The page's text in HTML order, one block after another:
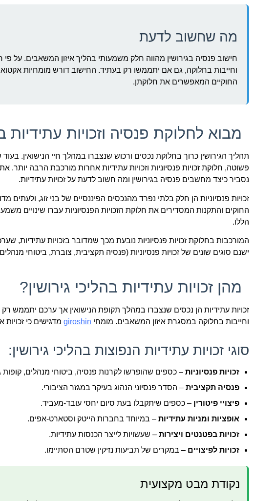
מה שחשוב לדעת
חישוב פנסיה בגירושין מהווה חלק משמעותי בהליך איזון המשאבים. על פי
וחייבות בחלוקה, גם אם יתממשו רק בעתיד. החישוב דורש מומחיות
החוקיים המאפשרים את חלוקתן.
מבוא לחלוקת פנסיה וזכויות עתידיות
תהליך הגירושין כרוך בחלוקת נכסים ורכוש שנצברו במהלך חיי הנישואין.
פשוטה, חלוקת זכויות פנסיוניות וזכויות עתידיות אחרות מורכבת הרבה יותר.
נסביר כיצד מחשבים פנסיה בגירושין ומה חשוב לדעת על זכויות עתידיות.
זכויות פנסיוניות הן חלק בלתי נפרד מהנכסים הפיננסיים של בני זוג,
החוקים והתקנות המסדירים את חלוקת הזכויות הפנסיוניות עברו שינויים
הללו.
המורכבות בחלוקת זכויות פנסיוניות נובעת מכך שמדובר בזכויות עתידיות,
ישנם סוגים שונים של זכויות פנסיוניות (פנסיה תקציבית, צוברת, ביטוחי
מהן זכויות עתידיות בהליכי גירושין?
זכויות עתידיות הן נכסים שנצברו במהלך תקופת הנישואין אך ערכם יתממש
וחייבות בחלוקה במסגרת איזון המשאבים. מומחי giroshin מדגישים כי
סוגי זכויות עתידיות הנפוצות בהליכי גירושין:
זכויות פנסיוניות – כספים שהופרשו לקרנות פנסיה, ביטוחי מנהלים,
פנסיה תקציבית – הסדר פנסיוני הנהוג בעיקר במגזר הציבורי.
פיצויי פיטורין – כספים שיתקבלו בעת סיום יחסי עובד-מעביד.
אופציות ומניות עתידיות – במיוחד בחברות הייטק וסטארט-אפים.
זכויות בפטנטים ויצירות – שעשויות לייצר הכנסות עתידיות.
זכויות לפיצויים – במקרים של תביעות נזיקין שטרם הסתיימו.
נקודת מבט מקצועית